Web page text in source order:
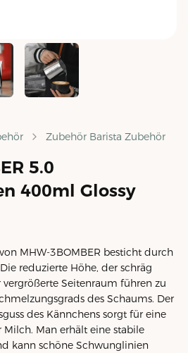
Zubehör Barista Zubehör
5.0
400ml Glossy
MHW-3BOMBER besticht durch
reduzierte Höhe, der schräg
Seitenraum führen zu
des Schaums. Der
des Kännchens sorgt für eine
Man erhält eine stabile
kann schöne Schwunglinien